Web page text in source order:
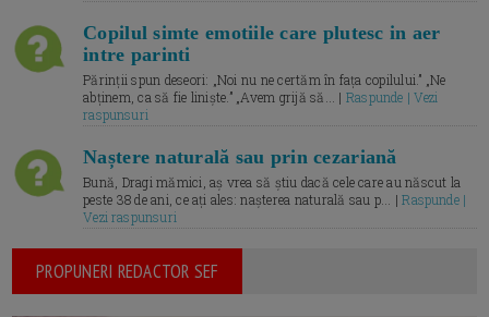
Copilul simte emotiile care plutesc in aer
intre parinti
Părinții spun deseori: „Noi nu ne certăm în fața copilului.” „Ne
abținem, ca să fie liniște.” „Avem grijă să... | Raspunde | Vezi
raspunsuri
Naștere naturală sau prin cezariană
Bună, Dragi mămici, aș vrea să știu dacă cele care au născut la
peste 38 de ani, ce ați ales: nașterea naturală sau p... |Raspunde |
Vezi raspunsuri
PROPUNERI REDACTOR SEF